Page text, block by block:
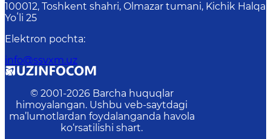
100012, Toshkent shahri, Olmazar tumani, Kichik Halqa
Yoʻli 25
Elektron pochta:
info@ssvxm.uz
© 2001-2026 Barcha huquqlar
himoyalangan. Ushbu veb-saytdagi
ma’lumotlardan foydalanganda havola
ko‘rsatilishi shart.